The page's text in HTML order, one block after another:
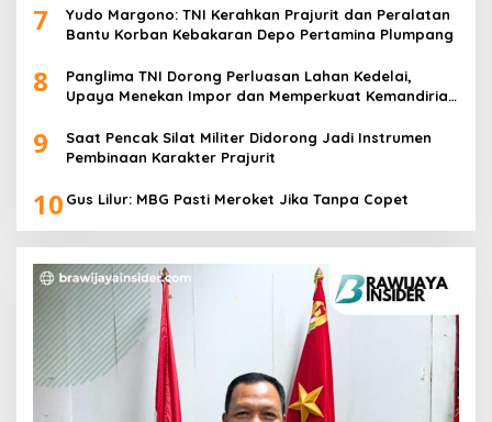
7
Yudo Margono: TNI Kerahkan Prajurit dan Peralatan
Bantu Korban Kebakaran Depo Pertamina Plumpang
8
Panglima TNI Dorong Perluasan Lahan Kedelai,
Upaya Menekan Impor dan Memperkuat Kemandirian
9
Saat Pencak Silat Militer Didorong Jadi Instrumen
Pembinaan Karakter Prajurit
10 Gus Lilur: MBG Pasti Meroket Jika Tanpa Copet